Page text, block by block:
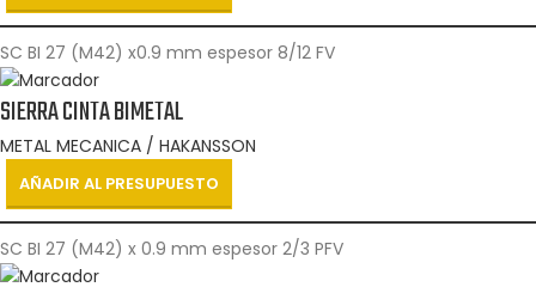
SC BI 27 (M42) x0.9 mm espesor 8/12 FV
SIERRA CINTA BIMETAL
METAL MECANICA / HAKANSSON
AÑADIR AL PRESUPUESTO
SC BI 27 (M42) x 0.9 mm espesor 2/3 PFV